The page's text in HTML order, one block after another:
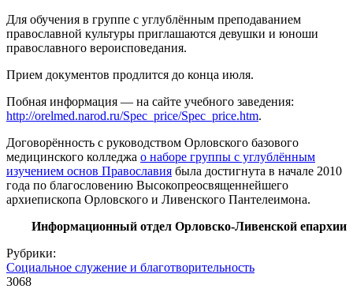
Для обучения в группе с углублённым преподаванием
православной культуры приглашаются девушки и юноши
православного вероисповедания.
Прием документов продлится до конца июля.
Побная информация — на сайте учебного заведения:
http://orelmed.narod.ru/Spec_price/Spec_price.htm.
Договорённость с руководством Орловского базового
медицинского колледжа о наборе группы с углублённым
изучением основ Православия была достигнута в начале 2010
года по благословению Высокопреосвященнейшего
архиепископа Орловского и Ливенского Пантелеимона.
Информационный отдел Орловско-Ливенской епархии
Рубрики:
Социальное служение и благотворительность
3068